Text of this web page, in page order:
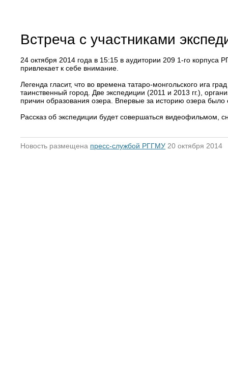
Встреча с участниками
24 октября 2014 года в 15:15 в аудитории 209 1-го корпуса
привлекает к себе внимание.
Легенда гласит, что во времена татаро-монгольского ига
таинственный город. Две экспедиции (2011 и 2013 гг.),
причин образования озера. Впервые за историю озера было
Рассказ об экспедиции будет совершаться видеофильмом,
Новость размещена пресс-службой РГГМУ 20 октября 2014